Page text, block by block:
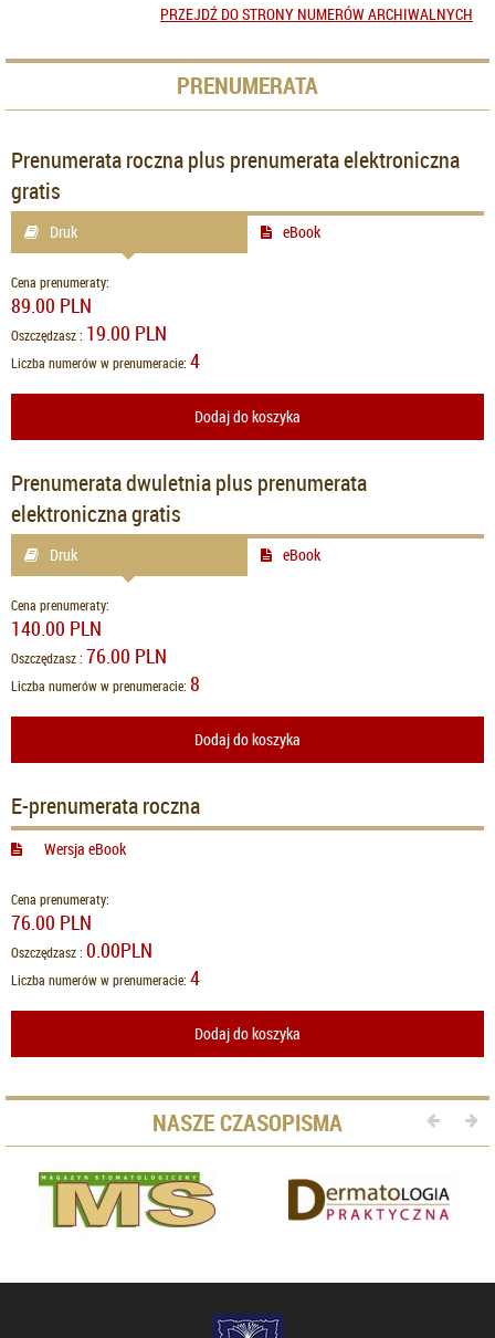
PRZEJDŹ DO STRONY NUMERÓW ARCHIWALNYCH
PRENUMERATA
Prenumerata roczna plus prenumerata elektroniczna
gratis
Druk eBook
Cena prenumeraty:
89.00 PLN
Oszczędzasz : 19.00 PLN
Liczba numerów w prenumeracie: 4
Dodaj do koszyka
Prenumerata dwuletnia plus prenumerata
elektroniczna gratis
Druk eBook
Cena prenumeraty:
140.00 PLN
Oszczędzasz : 76.00 PLN
Liczba numerów w prenumeracie: 8
Dodaj do koszyka
E-prenumerata roczna
Wersja eBook
Cena prenumeraty:
76.00 PLN
Oszczędzasz : 0.00PLN
Liczba numerów w prenumeracie: 4
Dodaj do koszyka
NASZE CZASOPISMA